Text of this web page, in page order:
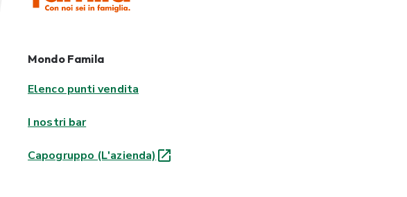
Mondo Famila
Elenco punti vendita
I nostri bar
Capogruppo (L'azienda)